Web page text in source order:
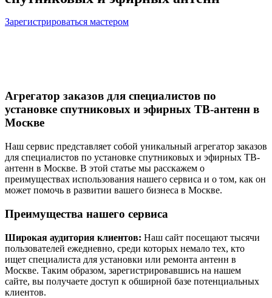
Зарегистрироваться мастером
Агрегатор заказов для специалистов по
установке спутниковых и эфирных ТВ-антенн в
Москве
Наш сервис представляет собой уникальный агрегатор заказов
для специалистов по установке спутниковых и эфирных ТВ-
антенн в Москве. В этой статье мы расскажем о
преимуществах использования нашего сервиса и о том, как он
может помочь в развитии вашего бизнеса в Москве.
Преимущества нашего сервиса
Широкая аудитория клиентов: Наш сайт посещают тысячи
пользователей ежедневно, среди которых немало тех, кто
ищет специалиста для установки или ремонта антенн в
Москве. Таким образом, зарегистрировавшись на нашем
сайте, вы получаете доступ к обширной базе потенциальных
клиентов.